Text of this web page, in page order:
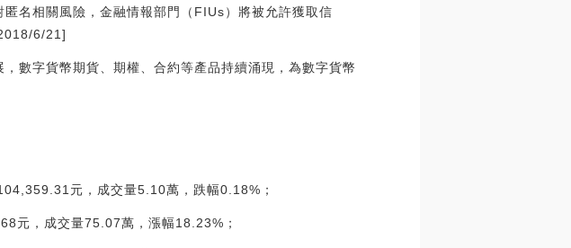
名相關風險，金融情報部門（FIUs）將被允許獲取信
6/21]
數字貨幣期貨、期權、合約等產品持續涌現，為數字貨幣
元，成交量5.10萬，跌幅0.18%；
元，成交量75.07萬，漲幅18.23%；